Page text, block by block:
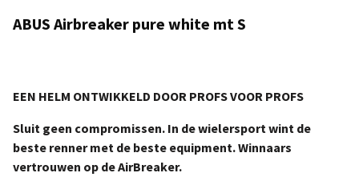
ABUS Airbreaker pure white mt S
EEN HELM ONTWIKKELD DOOR PROFS VOOR PROFS
Sluit geen compromissen. In de wielersport wint de
beste renner met de beste equipment. Winnaars
vertrouwen op de AirBreaker.